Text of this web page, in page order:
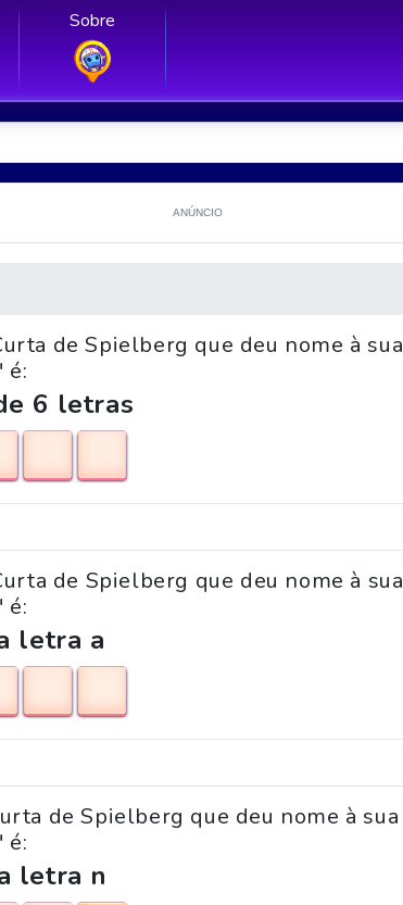
Sobre
ANÚNCIO
de Spielberg que deu nome à sua
é:
6 letras
de Spielberg que deu nome à sua
é:
letra a
de Spielberg que deu nome à sua
é:
letra n